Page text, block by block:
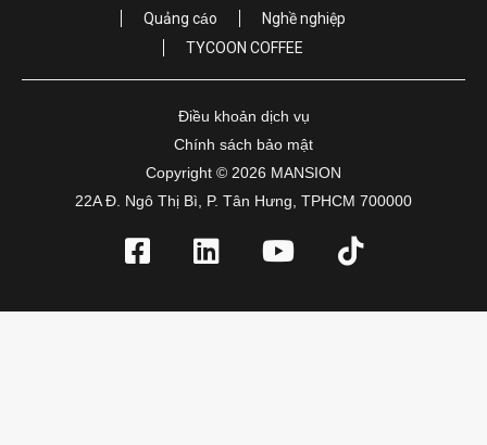
Quảng cáo
Nghề nghiệp
TYCOON COFFEE
Điều khoản dịch vụ
Chính sách bảo mật
Copyright © 2026 MANSION
22A Đ. Ngô Thị Bì, P. Tân Hưng, TPHCM 700000